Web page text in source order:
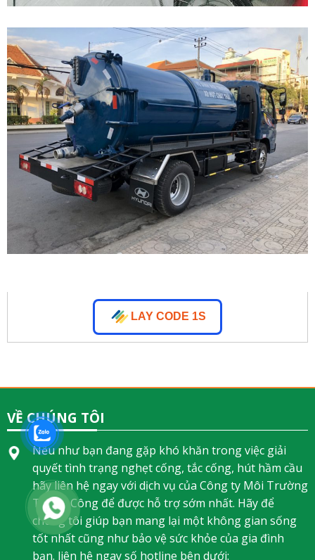
LAY CODE 1S
VỀ CHÚNG TÔI
Nếu như bạn đang gặp khó khăn trong việc giải
quyết tình trạng nghẹt cống, tắc cống, hút hầm cầu
hãy liên hệ ngay với dịch vụ của Công ty Môi Trường
Thành Công để được hỗ trợ sớm nhất. Hãy để
chúng tôi giúp bạn mang lại một không gian sống
tốt nhất cũng như bảo vệ sức khỏe của gia đình
bạn. liên hệ ngay số hotline bên dưới: